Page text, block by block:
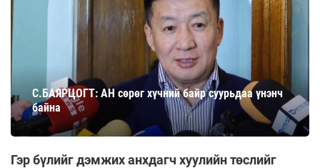
С.БАЯРЦОГТ: АН сөрөг хүчний байр суурьдаа үнэнч
байна
Гэр бүлийг дэмжих анхдагч хуулийн төслийг